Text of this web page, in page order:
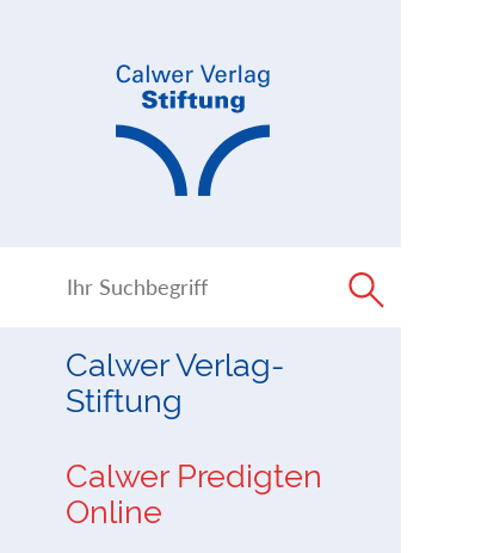
Calwer Verlag-
Stiftung
Calwer Predigten
Online